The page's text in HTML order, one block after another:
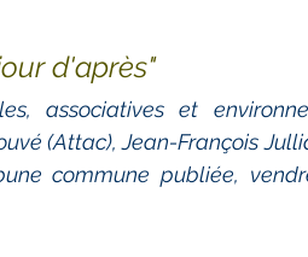
d'après"
associatives et
(Attac), Jean-François
commune publiée,